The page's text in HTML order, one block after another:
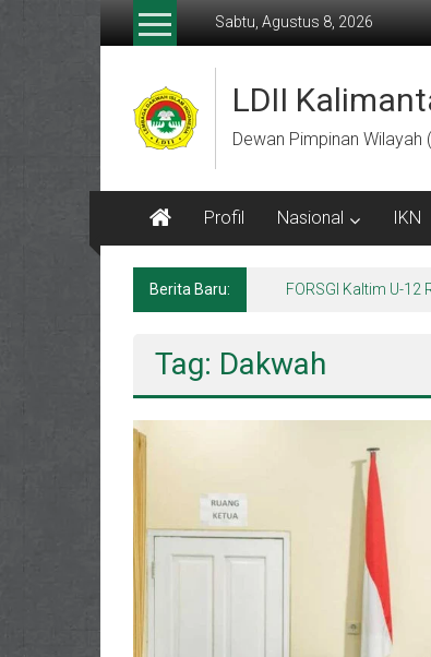
Lompat
Sabtu, Agustus 8, 2026
LDII
Dewan Pimpinan
Profil Nasional IKN
Berita Baru: FORSGI Kaltim U-
Tag: Dakwah